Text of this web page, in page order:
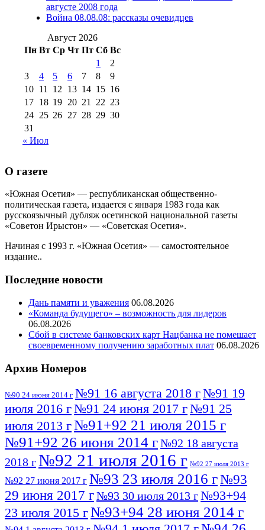
августа 2012 г(14)
2017 г(9)
№99 4 августа
2016 г(12) №99 8 июля 2014 г
августа 2012 г(11)
августа 2013 г
(12)
августе 2008 года
Война 08.08.08: рассказы очевидцев
Август 2026
Пн Вт Ср Чт Пт Сб Вс
1
2
3
4 5 6 7 8
9
10 11 12 13 14 15 16
17 18 19 20 21 22 23
24 25 26 27 28 29 30
31
« Июл
О газете
«Южная Осетия» — республиканская общественно-
политическая газета, издается с января 1983 года как
русскоязычный дубляж осетинской национальной газеты
«Советон Ирыстон» — «Советская Осетия».
Начиная с 1993 г. «Южная Осетия» — самостоятельное
издание..
Последние новости
Дань памяти и уважения 06.08.2026
«Команда будущего» – возможность для лидеров
06.08.2026
Сбой в системе банковских карт Нацбанка не помешает
своевременному получению заработных плат 06.08.2026
Архив Номеров
№90 24 июня 2014 г №91 16 августа 2018 г№91 19
июля 2016 г№91 24 июня 2017 г№91 25
июля 2013 г№91+92 21 июля 2015 г
№91+92 26 июня 2014 г№92 18 августа
2018 г№92 21 июля 2016 г №92 27 июля 2013 г
№92 27 июня 2017 г №93 23 июля 2016 г№93
29 июня 2017 г№93 30 июля 2013 г№93+94
23 июля 2015 г№93+94 28 июня 2014 г